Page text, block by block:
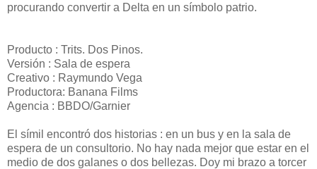
procurando convertir a Delta en un símbolo patrio.
Producto : Trits. Dos Pinos.
Versión : Sala de espera
Creativo : Raymundo Vega
Productora: Banana Films
Agencia : BBDO/Garnier
El símil encontró dos historias : en un bus y en la sala de
espera de un consultorio. No hay nada mejor que estar en el
medio de dos galanes o dos bellezas. Doy mi brazo a torcer